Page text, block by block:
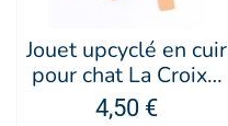
Jouet upcyclé en cuir
pour chat La Croix -
MARTIN SELLIER
4,50 €